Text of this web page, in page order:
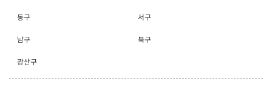
동구 서구
남구 북구
광산구